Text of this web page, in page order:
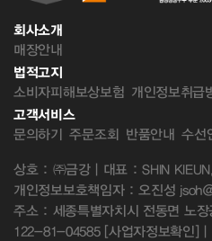
회사소개
매장안내
법적고지
소비자피해보상보험 개인정보취급
고객서비스
문의하기 주문조회 반품안내 수선
상호 : ㈜금강 | 대표 : SHIN
개인정보보호책임자 : 오진성
주소 : 세종특별자치시 전동면 노
122-81-04585 [사업자정보확인] |